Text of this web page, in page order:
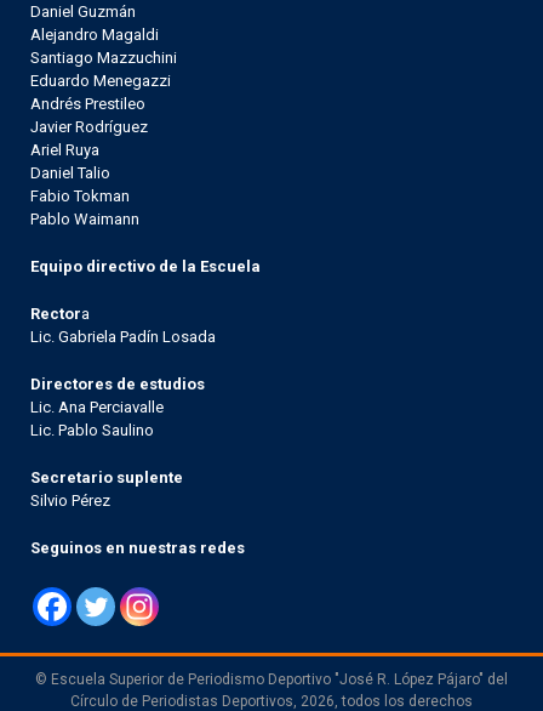
Daniel Guzmán
Alejandro Magaldi
Santiago Mazzuchini
Eduardo Menegazzi
Andrés Prestileo
Javier Rodríguez
Ariel Ruya
Daniel Talio
Fabio Tokman
Pablo Waimann
Equipo directivo de la Escuela
Rectora
Lic. Gabriela Padín Losada
Directores de estudios
Lic. Ana Perciavalle
Lic. Pablo Saulino
Secretario suplente
Silvio Pérez
Seguinos en nuestras redes
© Escuela Superior de Periodismo Deportivo "José R. López Pájaro" del
Círculo de Periodistas Deportivos, 2026, todos los derechos